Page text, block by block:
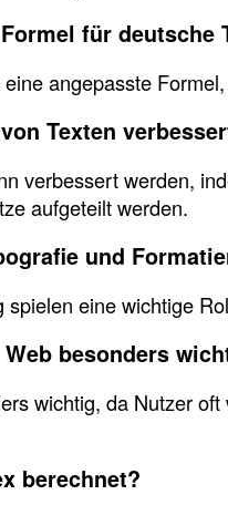
für deutsche
angepasste
Texten
verbessert werden,
aufgeteilt werden.
und
spielen eine wichtige
besonders
wichtig, da Nutzer
berechnet?